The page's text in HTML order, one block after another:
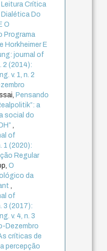
Crítica
Dialética Do
O
Programa
Horkheimer E
journal of
2 (2014):
v. 1, n. 2
Pensando
a
social do
,
of
1 (2020):
Regular
O
da
,
of
3 (2017):
v. 4, n. 3
Dezembro
críticas de
percepção